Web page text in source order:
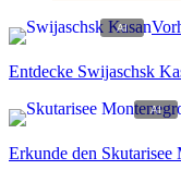
Entdecke Swijaschsk
Erkunde den